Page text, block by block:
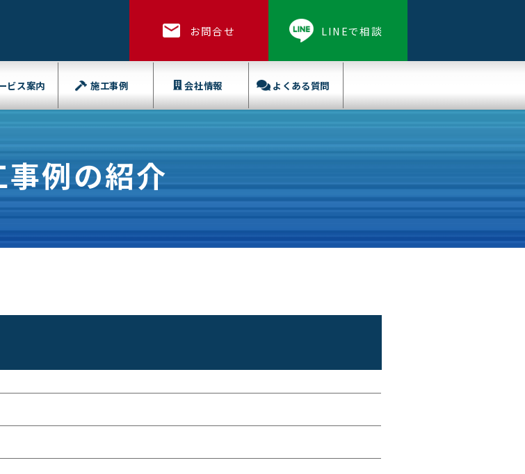
お問合せ LINEで相談
ビス案内 施工事例 会社情報 よくある質問
事例の紹介